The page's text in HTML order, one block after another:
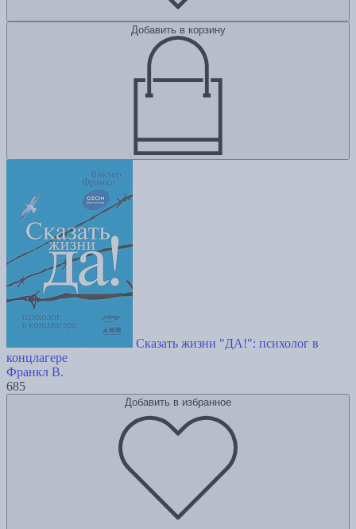
Добавить в корзину
Сказать жизни "ДА!": психолог в
концлагере
Франкл В.
685
Добавить в избранное